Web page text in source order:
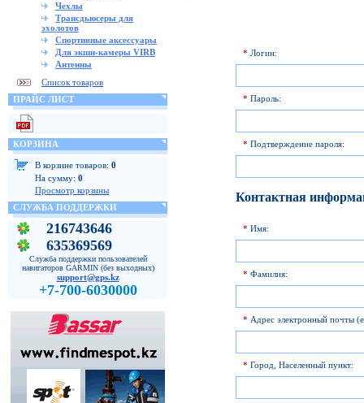
Чехлы
Трансдьюсеры для
эхолотов
Спортивные аксессуары
Для экшн-камеры VIRB
Антенны
Список товаров
ПРАЙС ЛИСТ
КОРЗИНА
В корзине товаров: 0
На сумму: 0
Просмотр корзины
СЛУЖБА ПОДДЕРЖКИ
216743646
635369569
Служба поддержки пользователей
навигаторов GARMIN (без выходных)
support@gps.kz
+7-700-6030000
* Логин:
* Пароль:
* Подтверждение пароля:
Контактная
* Имя:
* Фамилия:
* Адрес электронный почты
* Город, Населенный пункт: